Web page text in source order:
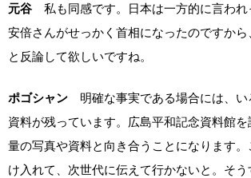
元谷 私も同感です。日本は一方的に言われ
安倍さんがせっかく首相になったのですから
と反論して欲しいですね。
ポゴシャン 明確な事実である場合には、い
資料が残っています。広島平和記念資料館
量の写真や資料と向き合うことになります
け入れて、次世代に伝えて行かないと。そ